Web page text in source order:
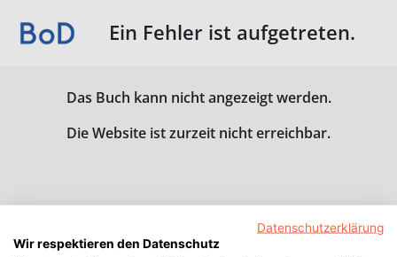
Ein Fehler ist aufgetreten.
Das Buch kann nicht angezeigt werden.
Die Website ist zurzeit nicht erreichbar.
Datenschutzerklärung
Wir respektieren den Datenschutz